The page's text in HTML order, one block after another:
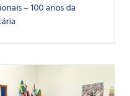
– 100 anos da